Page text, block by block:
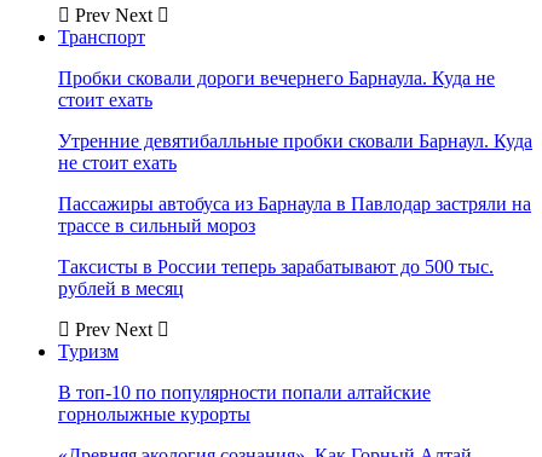
Prev Next
Транспорт
Пробки сковали дороги вечернего Барнаула. Куда не
стоит ехать
Утренние девятибалльные пробки сковали Барнаул. Куда
не стоит ехать
Пассажиры автобуса из Барнаула в Павлодар застряли на
трассе в сильный мороз
Таксисты в России теперь зарабатывают до 500 тыс.
рублей в месяц
Prev Next
Туризм
В топ-10 по популярности попали алтайские
горнолыжные курорты